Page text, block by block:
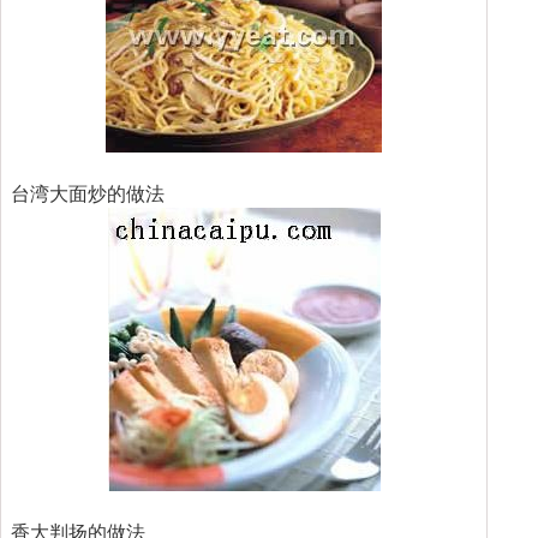
台湾大面炒的做法
香大判扬的做法